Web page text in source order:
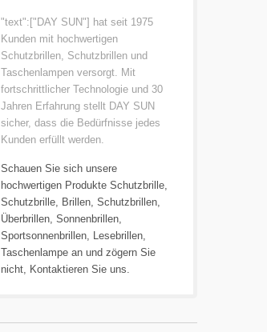
"text":["DAY SUN"] hat seit 1975
Kunden mit hochwertigen
Schutzbrillen, Schutzbrillen und
Taschenlampen versorgt. Mit
fortschrittlicher Technologie und 30
Jahren Erfahrung stellt DAY SUN
sicher, dass die Bedürfnisse jedes
Kunden erfüllt werden.
Schauen Sie sich unsere
hochwertigen Produkte Schutzbrille,
Schutzbrille, Brillen, Schutzbrillen,
Überbrillen, Sonnenbrillen,
Sportsonnenbrillen, Lesebrillen,
Taschenlampe an und zögern Sie
nicht, Kontaktieren Sie uns.